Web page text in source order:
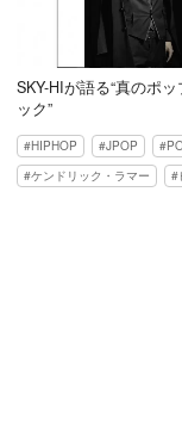
SKY-HIが語る“真のポ
ック”
HIPHOP JPOP
ケンドリック・ラマー